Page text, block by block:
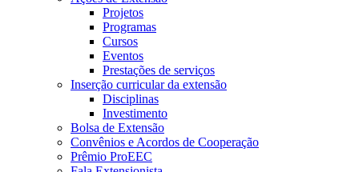
Projetos
Programas
Cursos
Eventos
Prestações de serviços
Inserção curricular da extensão
Disciplinas
Investimento
Bolsa de Extensão
Convênios e Acordos de Cooperação
Prêmio ProEEC